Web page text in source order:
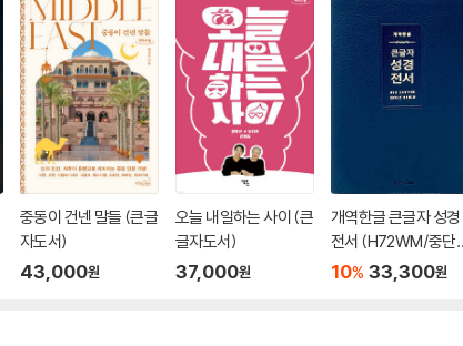
중동이 건넨 말들 (큰글
자도서)
43,000원
오늘 내일하는 사이 (큰
글자도서)
37,000원
개역한글 큰글자 성경
전서 (H72WM/중단
본/무지퍼/PU/반달 색
10% 33,300원